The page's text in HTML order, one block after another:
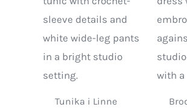
kan
väljas
på
produktsidan
Tunika i Linne